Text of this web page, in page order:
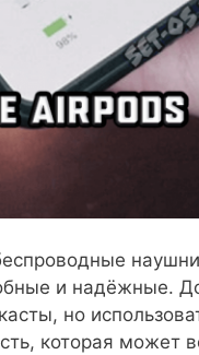
и надёжные.
но
которая может